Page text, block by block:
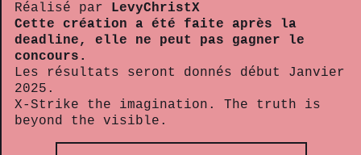
Réalisé par LevyChristX
Cette création a été faite après la
deadline, elle ne peut pas gagner le
concours.
Les résultats seront donnés début Janvier
2025.
X-Strike the imagination. The truth is
beyond the visible.